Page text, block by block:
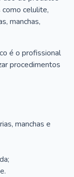
celulite,
manchas,
é o profissional
procedimentos
manchas e